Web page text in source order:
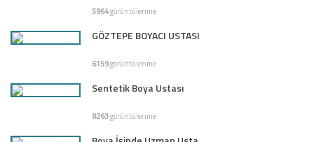
5964görüntülenme
GÖZTEPE BOYACI USTASI
6159görüntülenme
Sentetik Boya Ustası
8263görüntülenme